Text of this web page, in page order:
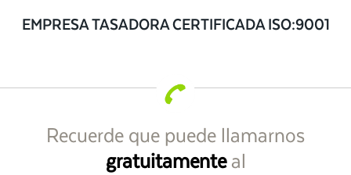
EMPRESA TASADORA CERTIFICADA ISO:9001
Recuerde que puede llamarnos
gratuitamenteal